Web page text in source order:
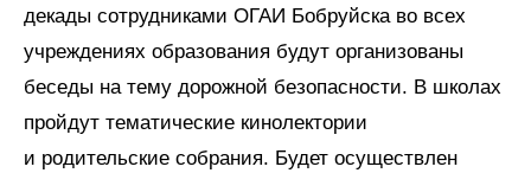
декады сотрудниками ОГАИ Бобруйска во всех
учреждениях образования будут организованы
беседы на тему дорожной безопасности. В школах
пройдут тематические кинолектории
и родительские собрания. Будет осуществлен